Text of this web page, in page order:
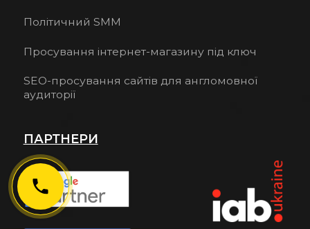
Політичний SMM
Просування інтернет-магазину під ключ
SEO-просування сайтів для англомовної
аудиторії
ПАРТНЕРИ